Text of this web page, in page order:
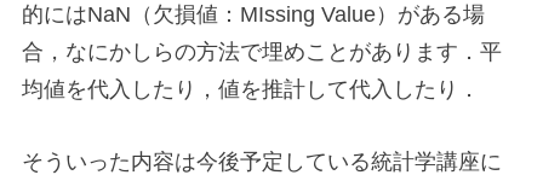
的にはNaN（欠損値：MIssing Value）がある場
合，なにかしらの方法で埋めことがあります．平
均値を代入したり，値を推計して代入したり．
そういった内容は今後予定している統計学講座に